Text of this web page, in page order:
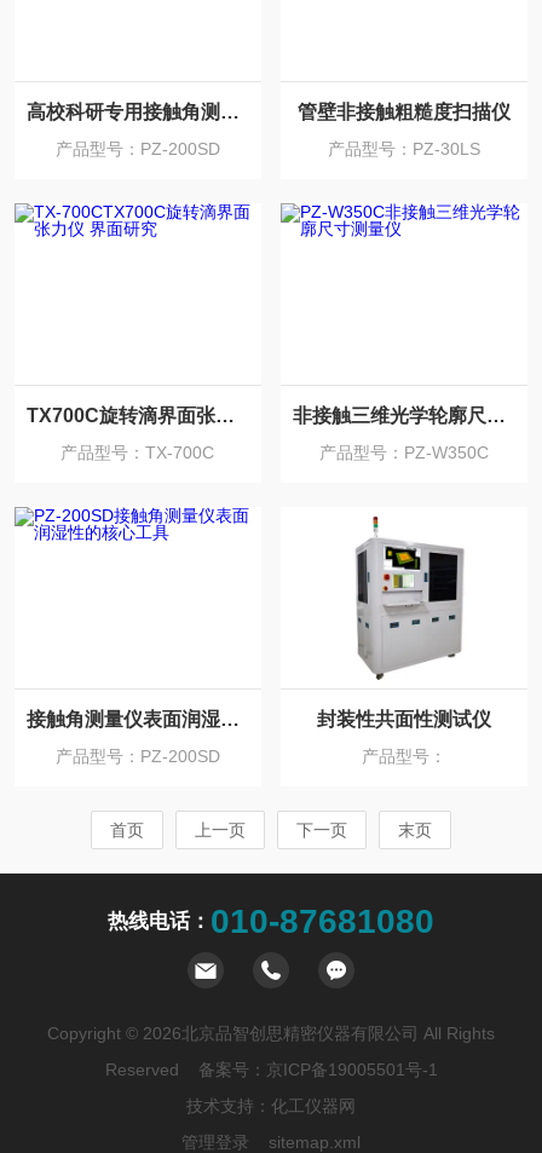
高校科研专用接触角测试仪
产品型号：PZ-200SD
管壁非接触粗糙度扫描仪
产品型号：PZ-30LS
TX700C旋转滴界面张力仪 界面研究
产品型号：TX-700C
非接触三维光学轮廓尺寸测量仪
产品型号：PZ-W350C
接触角测量仪表面润湿性的核心工具
产品型号：PZ-200SD
封装性共面性测试仪
产品型号：
首页 上一页 下一页 末页
热线电话： 010-87681080
Copyright © 2026北京品智创思精密仪器有限公司 All Rights
Reserved 备案号： 京ICP备19005501号-1
技术支持： 化工仪器网
管理登录
sitemap.xml